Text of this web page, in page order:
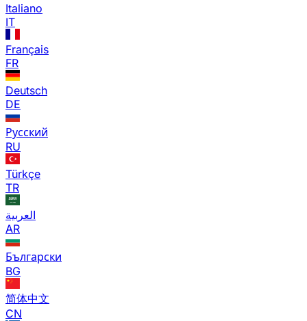
Italiano
IT
Français
FR
Deutsch
DE
Русский
RU
Türkçe
TR
العربية
AR
Български
BG
简体中文
CN